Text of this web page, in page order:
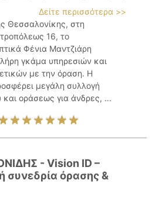
Δείτε περισσότερα >>
Θεσσαλονίκης, στη
16, το
Φένια Μαντζιάρη
γκάμα υπηρεσιών και
με την όραση. Η
μεγάλη συλλογή
και οράσεως για άνδρες, ...
- Vision ID –
συνεδρία όρασης &